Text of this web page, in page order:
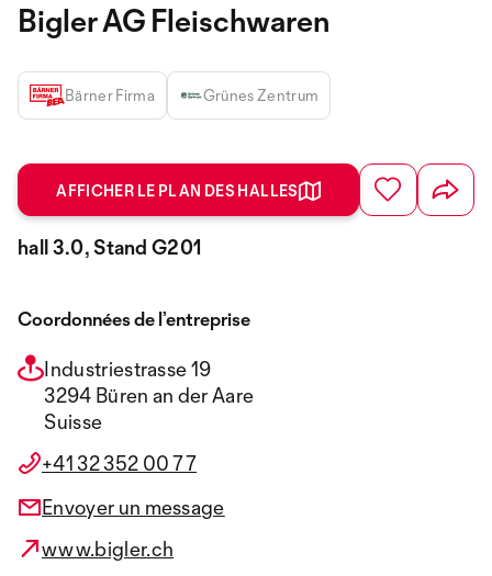
Bigler AG Fleischwaren
Bärner Firma Grünes Zentrum
AFFICHER LE PLAN DES HALLES
hall 3.0, Stand G201
Coordonnées de l’entreprise
Industriestrasse 19
3294 Büren an der Aare
Suisse
+41 32 352 00 77
Envoyer un message
www.bigler.ch